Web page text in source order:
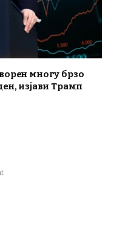
многу брзо
изјави Трамп